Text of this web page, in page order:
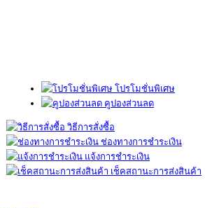
โปรโมชั่นพิเศษ
คูปองส่วนลด
วิธีการสั่งซื้อ
ช่องทางการชำระเงิน
แจ้งการชำระเงิน
เช็คสถานะการส่งสินค้า